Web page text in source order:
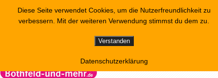
Diese Seite verwendet Cookies, um die Nutzerfreundlichkeit zu
verbessern. Mit der weiteren Verwendung stimmst du dem zu.
Verstanden
Datenschutzerklärung